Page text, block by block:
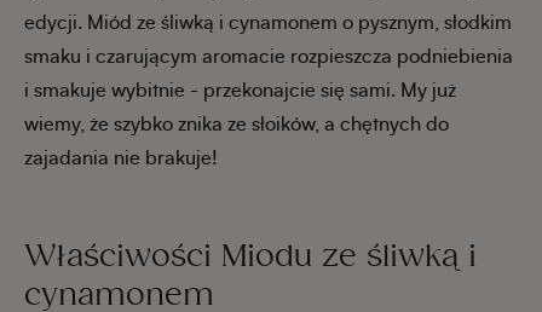
edycji. Miód ze śliwką i cynamonem o pysznym, słodkim
smaku i czarującym aromacie rozpieszcza podniebienia
i smakuje wybitnie - przekonajcie się sami. My już
wiemy, że szybko znika ze słoików, a chętnych do
zajadania nie brakuje!
Właściwości Miodu ze śliwką i
cynamonem